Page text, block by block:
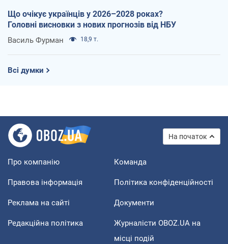
Що очікує українців у 2026–2028 роках?
Головні висновки з нових прогнозів від НБУ
Василь Фурман 18,9 т.
Всі думки
На початок
Про компанію Команда
Правова інформація Політика конфіденційності
Реклама на сайті Документи
Редакційна політика
Журналісти OBOZ.UA на
місці подій